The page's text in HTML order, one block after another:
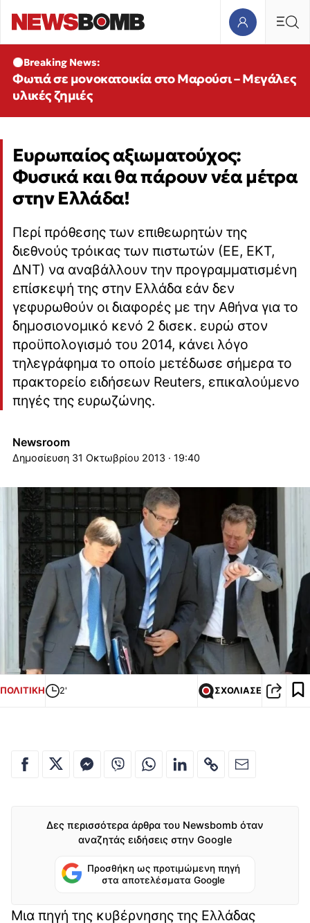
Breaking News:
Φωτιά σε μονοκατοικία στο Μαρούσι – Μεγάλες
υλικές ζημιές
Ευρωπαίος αξιωματούχος:
Φυσικά και θα πάρουν νέα μέτρα
στην Ελλάδα!
Περί πρόθεσης των επιθεωρητών της
διεθνούς τρόικας των πιστωτών (ΕΕ, ΕΚΤ,
ΔΝΤ) να αναβάλλουν την προγραμματισμένη
επίσκεψή της στην Ελλάδα εάν δεν
γεφυρωθούν οι διαφορές με την Αθήνα για το
δημοσιονομικό κενό 2 δισεκ. ευρώ στον
προϋπολογισμό του 2014, κάνει λόγο
τηλεγράφημα το οποίο μετέδωσε σήμερα το
πρακτορείο ειδήσεων Reuters, επικαλούμενο
πηγές της ευρωζώνης.
Newsroom
31 Οκτωβρίου 2013 · 19:40
ΠΟΛΙΤΙΚΗ 2' ΣΧΟΛΙΑΣΕ
Δες περισσότερα άρθρα του Newsbomb όταν
αναζητάς ειδήσεις στην Google
Προσθήκη ως προτιμώμενη πηγή
στα αποτελέσματα Google
Μια πηγή της κυβέρνησης της Ελλάδας